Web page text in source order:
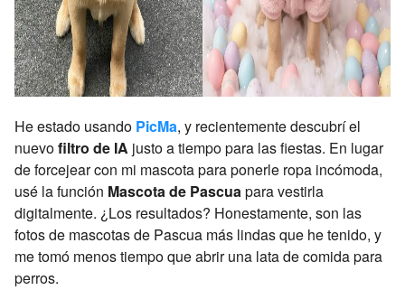
He estado usando PicMa, y recientemente descubrí el
nuevofiltro de IA justo a tiempo para las fiestas. En lugar
de forcejear con mi mascota para ponerle ropa incómoda,
usé la función Mascota de Pascuapara vestirla
digitalmente. ¿Los resultados? Honestamente, son las
fotos de mascotas de Pascua más lindas que he tenido, y
me tomó menos tiempo que abrir una lata de comida para
perros.